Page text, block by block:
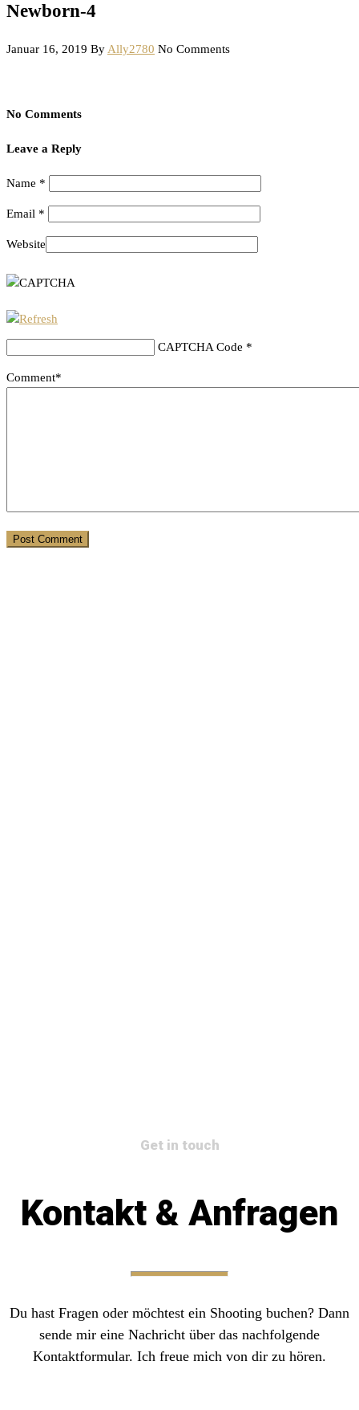
Newborn-4
Januar 16, 2019 By Ally2780 No Comments
No Comments
Leave a Reply
Name *
Email *
Website
CAPTCHA Code *
Comment*
Get in touch
Kontakt & Anfragen
Du hast Fragen oder möchtest ein Shooting buchen? Dann
sende mir eine Nachricht über das nachfolgende
Kontaktformular. Ich freue mich von dir zu hören.